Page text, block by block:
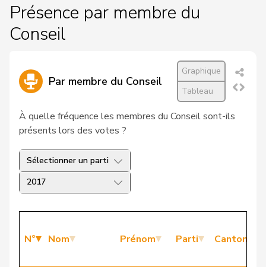
Présence par membre du
Conseil
Par membre du Conseil
Graphique
Tableau
À quelle fréquence les membres du Conseil sont-ils
présents lors des votes ?
Sélectionner un parti
2017
N° Nom Prénom Parti Canton